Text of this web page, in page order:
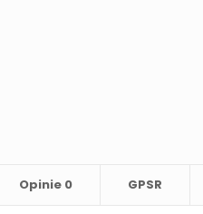
Opinie 0 GPSR